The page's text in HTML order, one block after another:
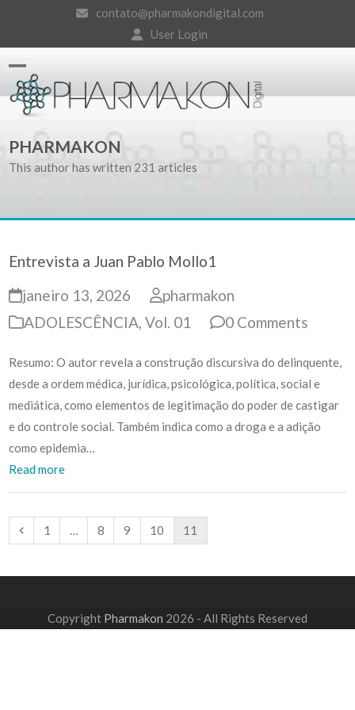
content
contato@pharmakondigital.com
User Login
Open
mobile
menu
Close
mobile
menu
PHARMAKON
This author has written 231 articles
Entrevista a Juan Pablo Mollo1
janeiro 13, 2026
pharmakon
ADOLESCÊNCIA,Vol. 01 0 Comments
Resumo: O autor revela a construção discursiva do delinquente,
desde a ordem médica, jurídica, psicológica, política, social e
mediática, como elementos de legitimação do poder de castigar
e do controle social. Também indica como a droga e a adição
como epidemia…
Read more
Previous
Page
1 … Page
8 Page
9 Page
10 Page
11
Copyright Pharmakon 2026 - All Rights Reserved